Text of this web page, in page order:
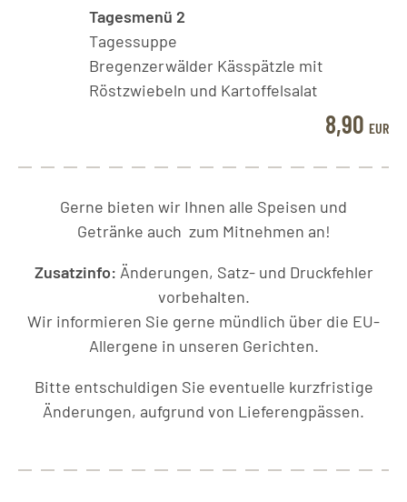
Tagesmenü 2
Tagessuppe
Bregenzerwälder Kässpätzle mit
Röstzwiebeln und Kartoffelsalat
8,90 EUR
Gerne bieten wir Ihnen alle Speisen und
Getränke auch zum Mitnehmen an!
Zusatzinfo: Änderungen, Satz- und Druckfehler
vorbehalten.
Wir informieren Sie gerne mündlich über die EU-
Allergene in unseren Gerichten.
Bitte entschuldigen Sie eventuelle kurzfristige
Änderungen, aufgrund von Lieferengpässen.